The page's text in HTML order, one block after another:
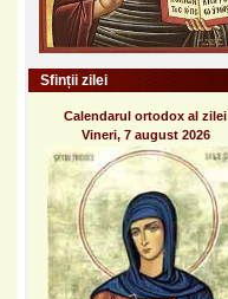
Sfinții zilei
Calendarul ortodox al zilei
Vineri, 7 august 2026